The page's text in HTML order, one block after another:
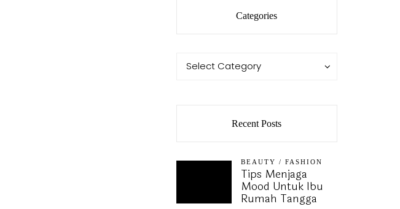
Categories
Categories
Select Category
Categories
Recent Posts
BEAUTY / FASHION
Tips Menjaga
Mood Untuk Ibu
Rumah Tangga